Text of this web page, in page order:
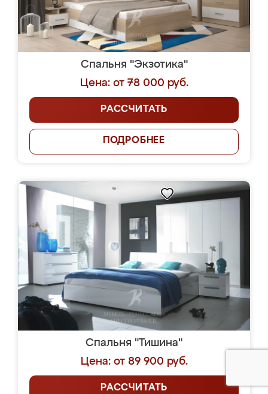
Спальня "Экзотика"
Цена: от 78 000 руб.
РАССЧИТАТЬ
ПОДРОБНЕЕ
Спальня "Тишина"
Цена: от 89 900 руб.
РАССЧИТАТЬ